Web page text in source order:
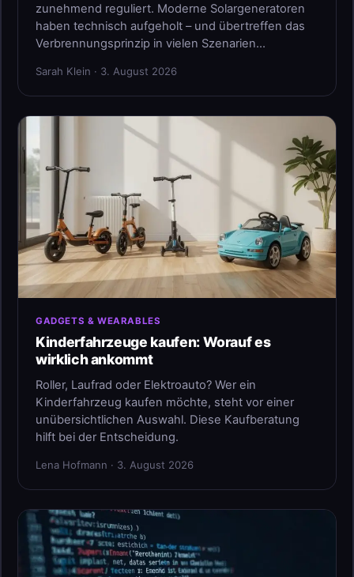
zunehmend reguliert. Moderne Solargeneratoren
haben technisch aufgeholt – und übertreffen das
Verbrennungsprinzip in vielen Szenarien…
Sarah Klein · 3. August 2026
GADGETS & WEARABLES
Kinderfahrzeuge kaufen: Worauf es
wirklich ankommt
Roller, Laufrad oder Elektroauto? Wer ein
Kinderfahrzeug kaufen möchte, steht vor einer
unübersichtlichen Auswahl. Diese Kaufberatung
hilft bei der Entscheidung.
Lena Hofmann · 3. August 2026